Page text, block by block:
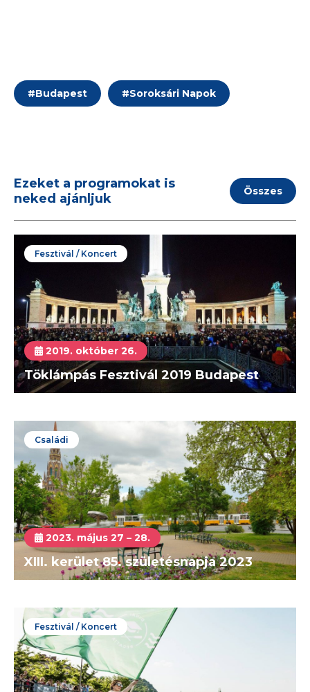
#Budapest #Soroksári Napok
Ezeket a programokat is
neked ajánljuk
Összes
Fesztivál / Koncert
2019. október 26.
Töklámpás Fesztivál 2019 Budapest
Családi
2023. május 27 – 28.
XIII. kerület 85. születésnapja 2023
Fesztivál / Koncert